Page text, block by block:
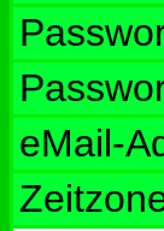
eMail-